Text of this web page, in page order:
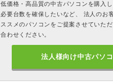
低価格・高品質の中古パソコンを購入
必要台数を確保したいなど、 法人のお
ススメのパソコンをご提案させていた
合わせください。
法人様向け中古パソ